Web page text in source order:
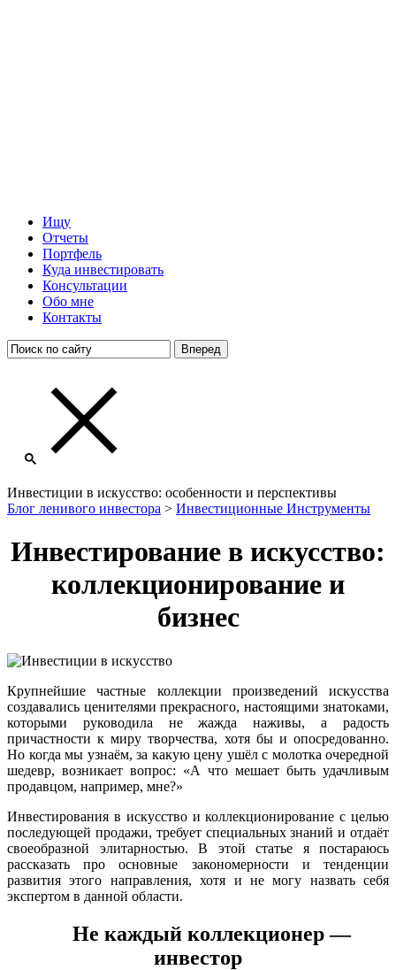
Ищу
Отчеты
Портфель
Куда инвестировать
Консультации
Обо мне
Контакты
Инвестиции в искусство: особенности и перспективы
Блог ленивого инвестора > Инвестиционные Инструменты
Инвестирование в искусство:
коллекционирование и
бизнес
Крупнейшие частные коллекции произведений искусства
создавались ценителями прекрасного, настоящими знатоками,
которыми руководила не жажда наживы, а радость
причастности к миру творчества, хотя бы и опосредованно.
Но когда мы узнаём, за какую цену ушёл с молотка очередной
шедевр, возникает вопрос: «А что мешает быть удачливым
продавцом, например, мне?»
Инвестирования в искусство и коллекционирование с целью
последующей продажи, требует специальных знаний и отдаёт
своеобразной элитарностью. В этой статье я постараюсь
рассказать про основные закономерности и тенденции
развития этого направления, хотя и не могу назвать себя
экспертом в данной области.
Не каждый коллекционер —
инвестор